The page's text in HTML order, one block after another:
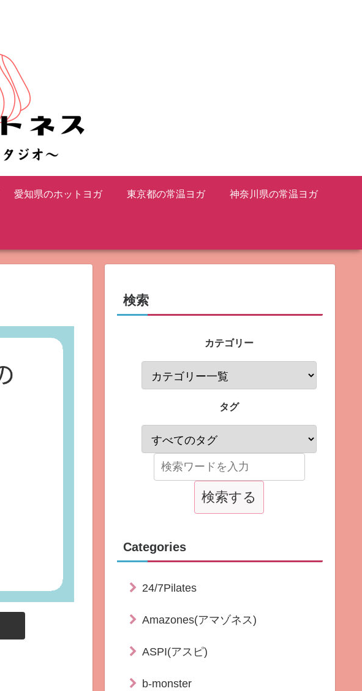
愛知県のホットヨガ 東京都の常温ヨガ 神奈川県の常温ヨガ
検索
カテゴリー
タグ
Categories
24/7Pilates
Amazones(アマゾネス)
ASPI(アスピ)
b-monster